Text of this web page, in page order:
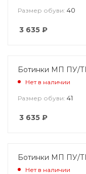
Размер обуви: 40
3 635 ₽
Ботинки МП ПУ/
Нет в наличии
Размер обуви: 41
3 635 ₽
Ботинки МП ПУ/
Нет в наличии